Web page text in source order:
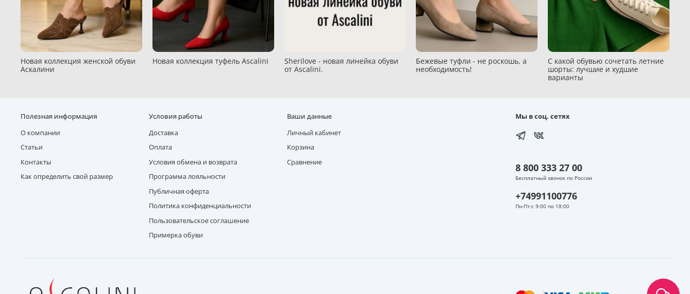
Новая коллекция женской обуви
Аскалини
Новая коллекция туфель Ascalini
Sherilove - новая линейка обуви
от Ascalini.
Бежевые туфли - не роскошь, а
необходимость!
С какой обувью сочетать летние
шорты: лучшие и худшие
варианты
Полезная информация
О компании
Статьи
Контакты
Как определить свой размер
Условия работы
Доставка
Оплата
Условия обмена и возврата
Программа лояльности
Публичная оферта
Политика конфиденциальности
Пользовательское соглашение
Примерка обуви
Ваши данные
Личный кабинет
Корзина
Сравнение
Мы в соц. сетях
8 800 333 27 00
Бесплатный звонок по России
+74991100776
Пн-Пт:с 9:00 по 18:00